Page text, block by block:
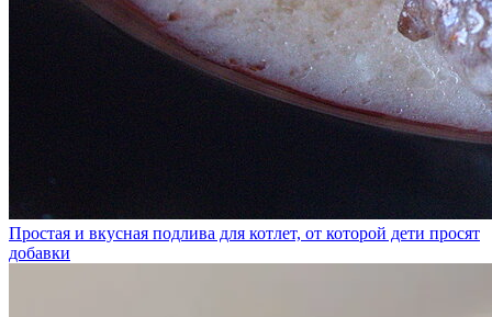
Простая и вкусная подлива для котлет, от которой дети просят
добавки